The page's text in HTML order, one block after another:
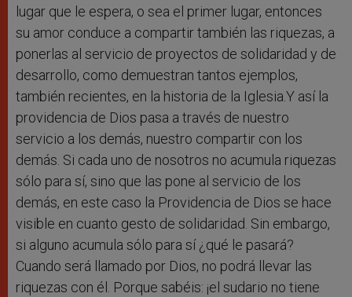
lugar que le espera, o sea el primer lugar, entonces
su amor conduce a compartir también las riquezas, a
ponerlas al servicio de proyectos de solidaridad y de
desarrollo, como demuestran tantos ejemplos,
también recientes, en la historia de la Iglesia.Y así la
providencia de Dios pasa a través de nuestro
servicio a los demás, nuestro compartir con los
demás. Si cada uno de nosotros no acumula riquezas
sólo para sí, sino que las pone al servicio de los
demás, en este caso la Providencia de Dios se hace
visible en cuanto gesto de solidaridad. Sin embargo,
si alguno acumula sólo para sí ¿qué le pasará?
Cuando será llamado por Dios, no podrá llevar las
riquezas con él. Porque sabéis: ¡el sudario no tiene